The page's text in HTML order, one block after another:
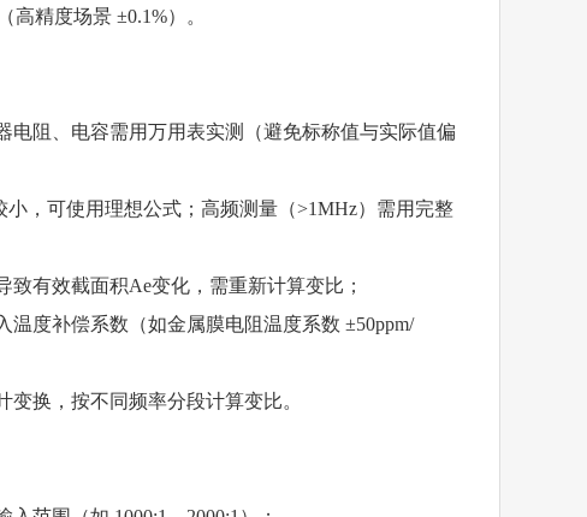
精度场景 ±0.1%）。
阻、电容需用万用表实测（避免标称值与实际值偏
，可使用理想公式；高频测量（>1MHz）需用完整
致有效截面积Ae变化，需重新计算变比；
度补偿系数（如金属膜电阻温度系数 ±50ppm/
换，按不同频率分段计算变比。